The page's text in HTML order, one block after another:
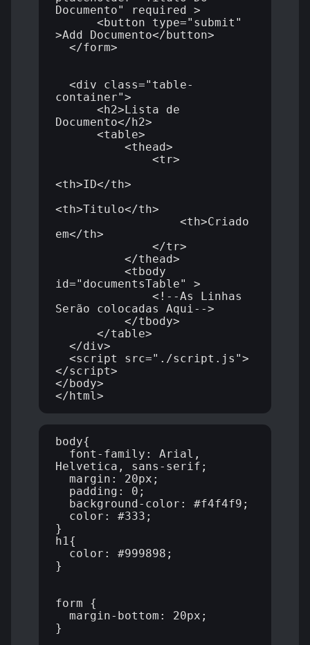
Documento" required >
<button type="submit"
>Add Documento</button>
</form>
<div class="table-
container">
<h2>Lista de
Documento</h2>
<table>
<thead>
<tr>
<th>ID</th>
<th>Titulo</th>
<th>Criado
em</th>
</tr>
</thead>
<tbody
id="documentsTable" >
<!--As Linhas
Serão colocadas Aqui-->
</tbody>
</table>
</div>
<script src="./script.js">
</script>
</body>
body{
font-family: Arial,
Helvetica, sans-serif;
margin: 20px;
padding: 0;
background-color: #f4f4f9;
color: #333;
}
h1{
color: #999898;
}
form {
margin-bottom: 20px;
}